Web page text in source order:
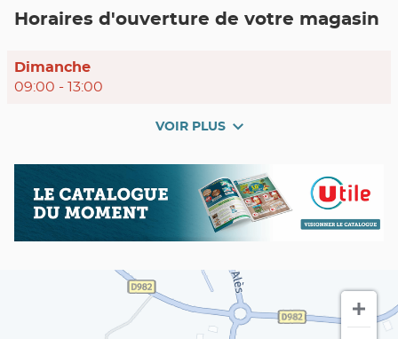
DE
Horaires d'ouverture de votre magasin
Horaires
d'ouverture
Dimanche
09:00 - 13:00
VOIR PLUS
et
horaires
d'ouverture
du
LÉZAN
promos
moment